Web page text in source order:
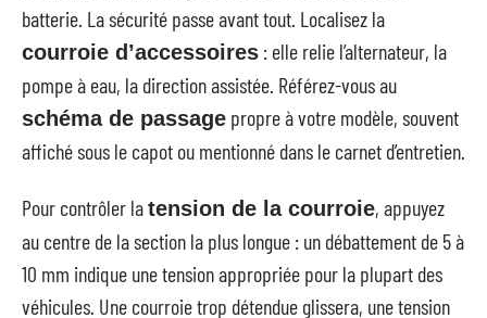
batterie. La sécurité passe avant tout. Localisez la
courroie d’accessoires : elle relie l’alternateur, la
pompe à eau, la direction assistée. Référez-vous au
schéma de passage propre à votre modèle, souvent
affiché sous le capot ou mentionné dans le carnet d’entretien.
Pour contrôler latension de la courroie, appuyez
au centre de la section la plus longue : un débattement de 5 à
10 mm indique une tension appropriée pour la plupart des
véhicules. Une courroie trop détendue glissera, une tension